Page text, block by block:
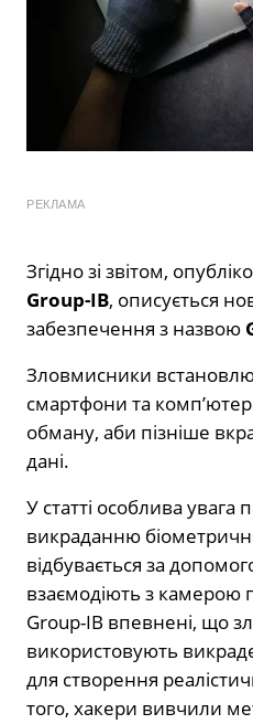
РЕКЛАМА
Згідно зі звітом,
Group-IB, описується
забезпечення з назвою
Зловмисники
смартфони та
обману, аби пізніше
дані.
У статті особлива увага
викраданню
відбувається за
взаємодіють з камерою
Group-IB впевнені, що
використовують
для створення
того, хакери вивчили